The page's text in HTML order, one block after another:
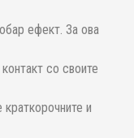
ефект. За ова
со своите
и